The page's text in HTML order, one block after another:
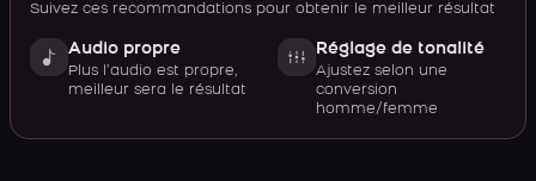
Suivez ces recommandations pour obtenir le meilleur résultat
Audio propre
Plus l’audio est propre,
meilleur sera le résultat
Réglage de tonalité
Ajustez selon une
conversion
homme/femme